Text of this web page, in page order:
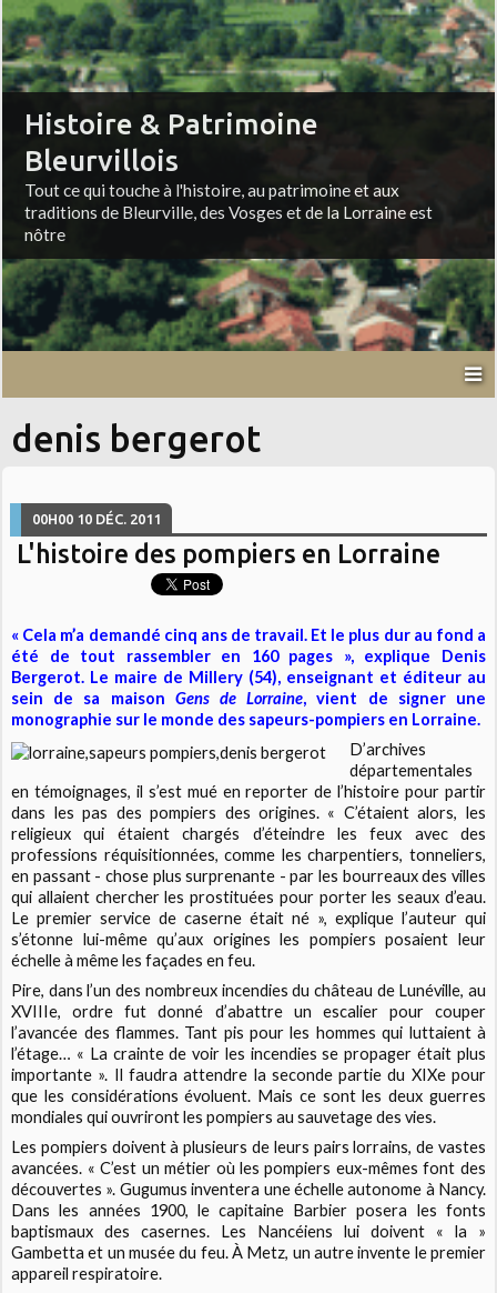
Histoire & Patrimoine
Bleurvillois
Tout ce qui touche à l'histoire, au patrimoine et aux
traditions de Bleurville, des Vosges et de la Lorraine est
nôtre
denis bergerot
00H00 10 DÉC. 2011
L'histoire des pompiers en Lorraine
« Cela m’a demandé cinq ans de travail. Et le plus dur au fond a
été de tout rassembler en 160 pages », explique Denis
Bergerot. Le maire de Millery (54), enseignant et éditeur au
sein de sa maison Gens de Lorraine, vient de signer une
monographie sur le monde des sapeurs-pompiers en Lorraine.
D’archives
départementales
en témoignages, il s’est mué en reporter de l’histoire pour partir
dans les pas des pompiers des origines. « C’étaient alors, les
religieux qui étaient chargés d’éteindre les feux avec des
professions réquisitionnées, comme les charpentiers, tonneliers,
en passant - chose plus surprenante - par les bourreaux des villes
qui allaient chercher les prostituées pour porter les seaux d’eau.
Le premier service de caserne était né », explique l’auteur qui
s’étonne lui-même qu’aux origines les pompiers posaient leur
échelle à même les façades en feu.
Pire, dans l’un des nombreux incendies du château de Lunéville, au
XVIIIe, ordre fut donné d’abattre un escalier pour couper
l’avancée des flammes. Tant pis pour les hommes qui luttaient à
l’étage… « La crainte de voir les incendies se propager était plus
importante ». Il faudra attendre la seconde partie du XIXe pour
que les considérations évoluent. Mais ce sont les deux guerres
mondiales qui ouvriront les pompiers au sauvetage des vies.
Les pompiers doivent à plusieurs de leurs pairs lorrains, de vastes
avancées. « C’est un métier où les pompiers eux-mêmes font des
découvertes ». Gugumus inventera une échelle autonome à Nancy.
Dans les années 1900, le capitaine Barbier posera les fonts
baptismaux des casernes. Les Nancéiens lui doivent « la »
Gambetta et un musée du feu. À Metz, un autre invente le premier
appareil respiratoire.